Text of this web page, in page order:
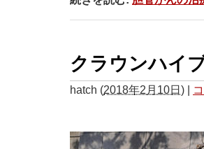
クラウンハイ
hatch (2018年2月10日) |